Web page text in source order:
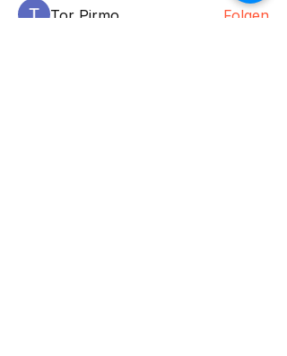
Tor Pirmo
Folgen